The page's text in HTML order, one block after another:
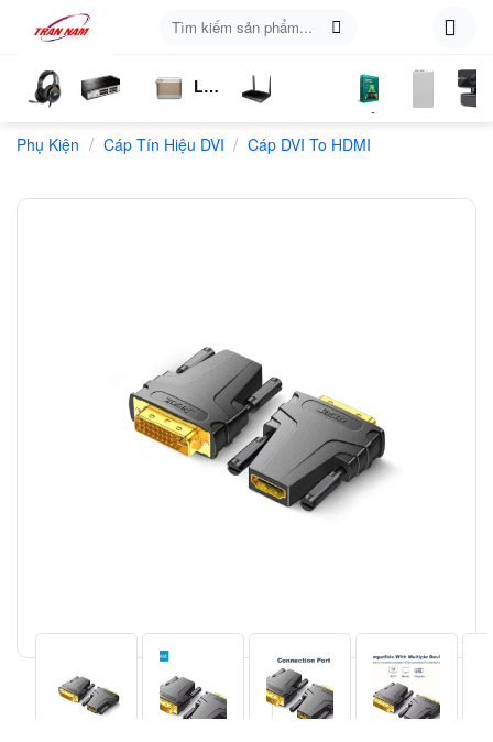
content
kiếm:
Nghe
Chia
Loa
LTE
Sóng
Phần
Mềm
Phụ Kiện / Cáp Tín Hiệu DVI / Cáp DVI To HDMI